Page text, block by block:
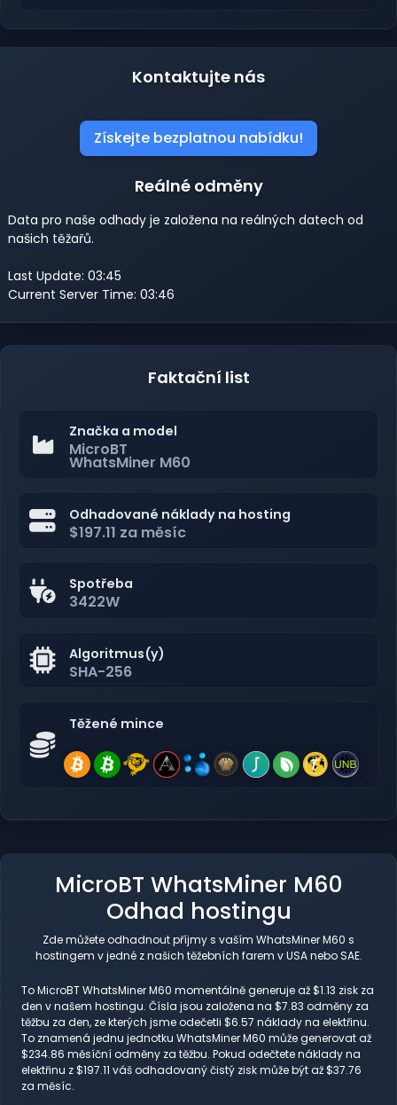
Kontaktujte nás
Získejte bezplatnou nabídku!
Reálné odměny
Data pro naše odhady je založena na reálných datech od
našich těžařů.
Last Update: 03:45
Current Server Time: 03:46
Faktační list
Značka a model
MicroBT
WhatsMiner M60
Odhadované náklady na hosting
$197.11 za měsíc
Spotřeba
3422W
Algoritmus(y)
SHA-256
Těžené mince
MicroBT WhatsMiner M60
Odhad hostingu
Zde můžete odhadnout příjmy s vaším WhatsMiner M60 s
hostingem v jedné z našich těžebních farem v USA nebo SAE.
To MicroBT WhatsMiner M60 momentálně generuje až $1.13 zisk za
den v našem hostingu. Čísla jsou založena na $7.83 odměny za
těžbu za den, ze kterých jsme odečetli $6.57 náklady na elektřinu.
To znamená jednu jednotku WhatsMiner M60 může generovat až
$234.86 měsíční odměny za těžbu. Pokud odečtete náklady na
elektřinu z $197.11 váš odhadovaný čistý zisk může být až $37.76
za měsíc.